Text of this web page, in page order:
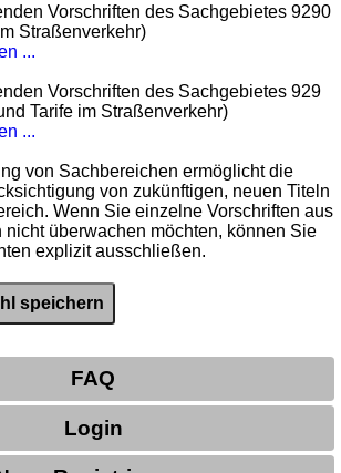
Vorschriften des Sachgebietes 9290
Straßenverkehr)
...
Vorschriften des Sachgebietes 929
Tarife im Straßenverkehr)
...
von Sachbereichen ermöglicht die
von zukünftigen, neuen Titeln
Wenn Sie einzelne Vorschriften aus
überwachen möchten, können Sie
explizit ausschließen.
FAQ
Login